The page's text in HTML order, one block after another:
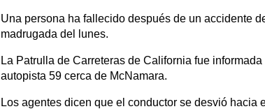
Una persona ha fallecido después de un accidente
madrugada del lunes.
La Patrulla de Carreteras de California fue
autopista 59 cerca de McNamara.
Los agentes dicen que el conductor se desvió hacia